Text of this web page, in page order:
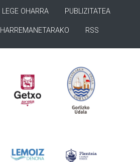
LEGE OHARRA PUBLIZITATEA
HARREMANETARAKO RSS